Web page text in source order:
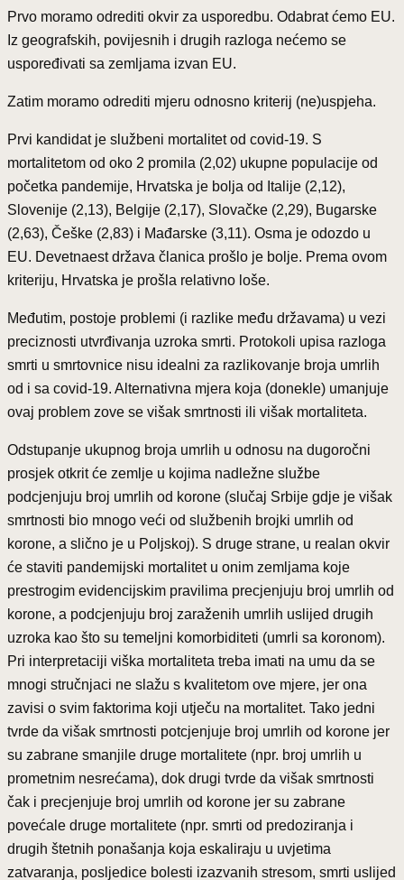
Prvo moramo odrediti okvir za usporedbu. Odabrat ćemo EU.
Iz geografskih, povijesnih i drugih razloga nećemo se
uspoređivati sa zemljama izvan EU.
Zatim moramo odrediti mjeru odnosno kriterij (ne)uspjeha.
Prvi kandidat je službeni mortalitet od covid-19. S
mortalitetom od oko 2 promila (2,02) ukupne populacije od
početka pandemije, Hrvatska je bolja od Italije (2,12),
Slovenije (2,13), Belgije (2,17), Slovačke (2,29), Bugarske
(2,63), Češke (2,83) i Mađarske (3,11). Osma je odozdo u
EU. Devetnaest država članica prošlo je bolje. Prema ovom
kriteriju, Hrvatska je prošla relativno loše.
Međutim, postoje problemi (i razlike među državama) u vezi
preciznosti utvrđivanja uzroka smrti. Protokoli upisa razloga
smrti u smrtovnice nisu idealni za razlikovanje broja umrlih
od i sa covid-19. Alternativna mjera koja (donekle) umanjuje
ovaj problem zove se višak smrtnosti ili višak mortaliteta.
Odstupanje ukupnog broja umrlih u odnosu na dugoročni
prosjek otkrit će zemlje u kojima nadležne službe
podcjenjuju broj umrlih od korone (slučaj Srbije gdje je višak
smrtnosti bio mnogo veći od službenih brojki umrlih od
korone, a slično je u Poljskoj). S druge strane, u realan okvir
će staviti pandemijski mortalitet u onim zemljama koje
prestrogim evidencijskim pravilima precjenjuju broj umrlih od
korone, a podcjenjuju broj zaraženih umrlih uslijed drugih
uzroka kao što su temeljni komorbiditeti (umrli sa koronom).
Pri interpretaciji viška mortaliteta treba imati na umu da se
mnogi stručnjaci ne slažu s kvalitetom ove mjere, jer ona
zavisi o svim faktorima koji utječu na mortalitet. Tako jedni
tvrde da višak smrtnosti potcjenjuje broj umrlih od korone jer
su zabrane smanjile druge mortalitete (npr. broj umrlih u
prometnim nesrećama), dok drugi tvrde da višak smrtnosti
čak i precjenjuje broj umrlih od korone jer su zabrane
povećale druge mortalitete (npr. smrti od predoziranja i
drugih štetnih ponašanja koja eskaliraju u uvjetima
zatvaranja, posljedice bolesti izazvanih stresom, smrti uslijed